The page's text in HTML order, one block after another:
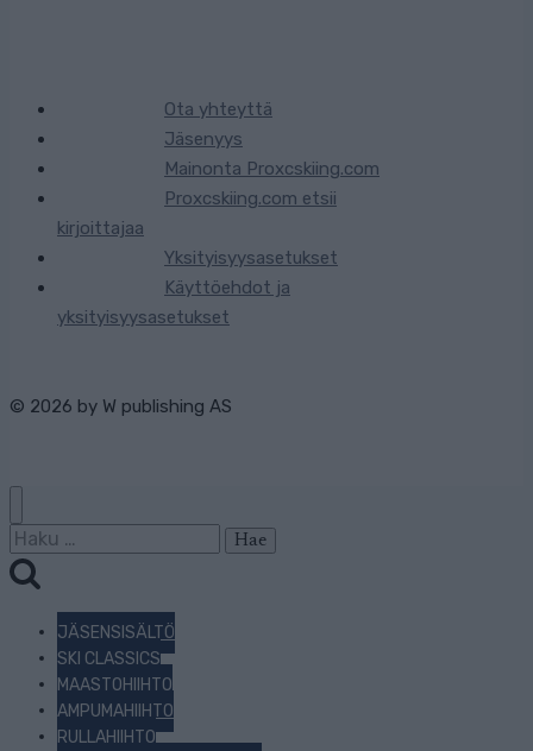
Ota yhteyttä
Jäsenyys
Mainonta Proxcskiing.com
Proxcskiing.com etsii
kirjoittajaa
Yksityisyysasetukset
Käyttöehdot ja
yksityisyysasetukset
© 2026 by W publishing AS
Haku:
JÄSENSISÄLTÖ
SKI CLASSICS
MAASTOHIIHTO
AMPUMAHIIHTO
RULLAHIIHTO